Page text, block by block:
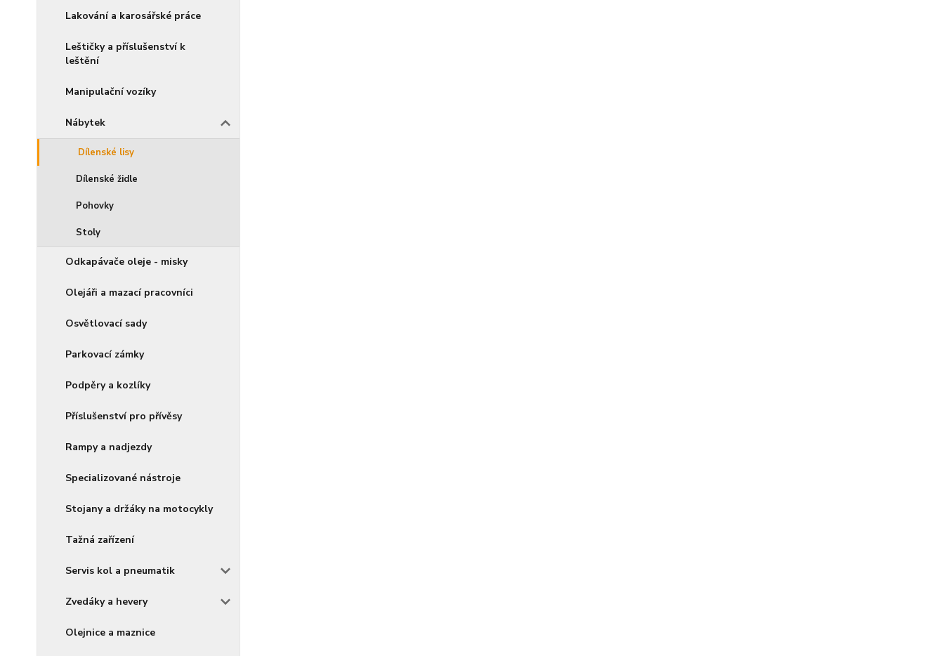
Lakování a karosářské práce
Leštičky a příslušenství k
leštění
Manipulační vozíky
Nábytek
Dílenské lisy
Dílenské židle
Pohovky
Stoly
Odkapávače oleje - misky
Olejáři a mazací pracovníci
Osvětlovací sady
Parkovací zámky
Podpěry a kozlíky
Příslušenství pro přívěsy
Rampy a nadjezdy
Specializované nástroje
Stojany a držáky na motocykly
Tažná zařízení
Servis kol a pneumatik
Zvedáky a hevery
Olejnice a maznice